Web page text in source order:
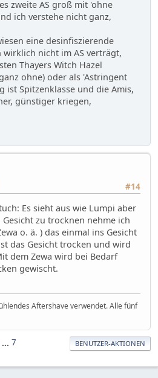
zweite AS groß mit 'ohne
ich verstehe nicht ganz,
eine desinfiszierende
nicht im AS verträgt,
Thayers Witch Hazel
ohne) oder als 'Astringent
ist Spitzenklasse und die Amis,
günstiger kriegen,
#14
Es sieht aus wie Lumpi aber
zu trocknen nehme ich
o. ä. ) das einmal ins Gesicht
das Gesicht trocken und wird
dem Zewa wird bei Bedarf
gewischt.
Aftershave verwendet. Alle fünf
... 7 BENUTZER-AKTIONEN